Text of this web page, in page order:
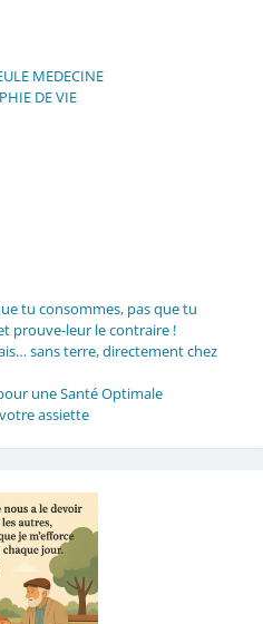
MEDECINE
DE VIE
tu consommes, pas que tu
prouve-leur le contraire !
sans terre, directement chez
une Santé Optimale
assiette